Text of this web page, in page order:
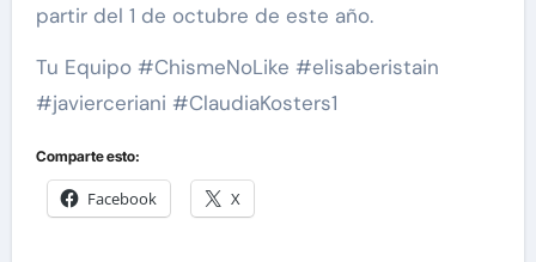
partir del 1 de octubre de este año.
Tu Equipo #ChismeNoLike #elisaberistain
#javierceriani #ClaudiaKosters1
Comparte esto:
Facebook X